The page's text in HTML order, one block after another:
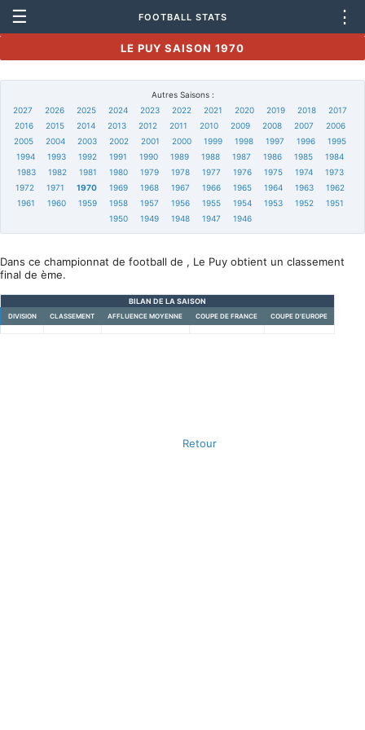
☰ FOOTBALL STATS ⋮
LE PUY SAISON 1970
Autres Saisons :
2027
2026 2025 2024 2023 2022 2021 2020 2019 2018
2017
2016
2015 2014 2013 2012 2011 2010 2009 2008 2007
2006
2005
2004 2003 2002 2001 2000 1999 1998 1997 1996
1995
1994
1993 1992 1991 1990 1989 1988 1987 1986 1985
1984
1983
1982 1981 1980 1979 1978 1977 1976 1975 1974
1973
1972
1971 1970 1969 1968 1967 1966 1965 1964 1963
1962
1961
1960 1959 1958 1957 1956 1955 1954 1953 1952
1951
1950
1949 1948 1947 1946
Dans ce championnat de football de , Le Puy obtient un classement
final de ème.
BILAN DE LA SAISON
DIVISION CLASSEMENT AFFLUENCE MOYENNE COUPE DE FRANCE COUPE D'EUROPE
Retour